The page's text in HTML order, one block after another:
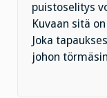
puistoselitys
Kuvaan sitä
Joka
johon